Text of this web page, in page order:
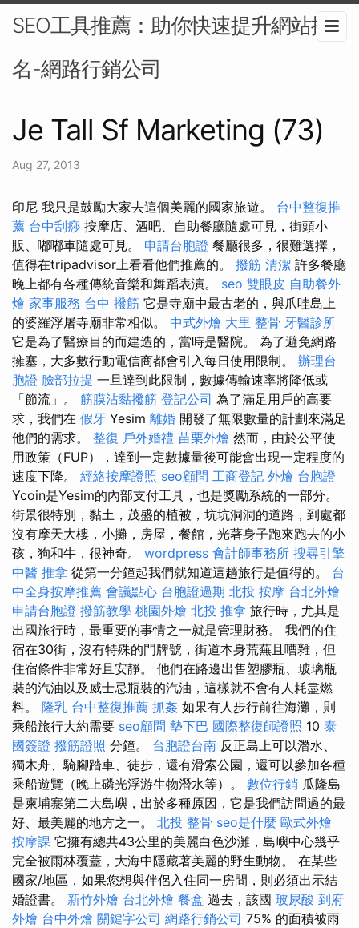
SEO工具推薦：助你快速提升網站排
名-網路行銷公司
Je Tall Sf Marketing (73)
Aug 27, 2013
印尼 我只是鼓勵大家去這個美麗的國家旅遊。 台中整復推
薦 台中刮痧 按摩店、酒吧、自助餐廳隨處可見，街頭小
販、嘟嘟車隨處可見。 申請台胞證 餐廳很多，很難選擇，
值得在tripadvisor上看看他們推薦的。 撥筋 清潔 許多餐廳
晚上都有各種傳統音樂和舞蹈表演。 seo 雙眼皮 自助餐外
燴 家事服務 台中 撥筋 它是寺廟中最古老的，與爪哇島上
的婆羅浮屠寺廟非常相似。 中式外燴 大里 整骨 牙醫診所
它是為了醫療目的而建造的，當時是醫院。 為了避免網路
擁塞，大多數行動電信商都會引入每日使用限制。 辦理台
胞證 臉部拉提 一旦達到此限制，數據傳輸速率將降低或
「節流」。 筋膜沾黏撥筋 登記公司 為了滿足用戶的高要
求，我們在 假牙 Yesim 離婚 開發了無限數量的計劃來滿足
他們的需求。 整復 戶外婚禮 苗栗外燴 然而，由於公平使
用政策（FUP），達到一定數據量後可能會出現一定程度的
速度下降。 經絡按摩證照 seo顧問 工商登記 外燴 台胞證
Ycoin是Yesim的內部支付工具，也是獎勵系統的一部分。
街景很特別，黏土，茂盛的植被，坑坑洞洞的道路，到處都
沒有摩天大樓，小攤，房屋，餐館，光著身子跑來跑去的小
孩，狗和牛，很神奇。 wordpress 會計師事務所 搜尋引擎
中醫 推拿 從第一分鐘起我們就知道這趟旅行是值得的。 台
中全身按摩推薦 會議點心 台胞證過期 北投 按摩 台北外燴
申請台胞證 撥筋教學 桃園外燴 北投 推拿 旅行時，尤其是
出國旅行時，最重要的事情之一就是管理財務。 我們的住
宿在30街，沒有特殊的門牌號，街道本身荒蕪且嘈雜，但
住宿條件非常好且安靜。 他們在路邊出售塑膠瓶、玻璃瓶
裝的汽油以及威士忌瓶裝的汽油，這樣就不會有人耗盡燃
料。 隆乳 台中整復推薦 抓姦 如果有人步行前往海灘，則
乘船旅行大約需要 seo顧問 墊下巴 國際整復師證照 10 泰
國簽證 撥筋證照 分鐘。 台胞證台南 反正島上可以潛水、
獨木舟、騎腳踏車、徒步，還有滑索公園，還可以參加各種
乘船遊覽（晚上磷光浮游生物潛水等）。 數位行銷 瓜隆島
是柬埔寨第二大島嶼，出於多種原因，它是我們訪問過的最
好、最美麗的地方之一。 北投 整骨 seo是什麼 歐式外燴
按摩課 它擁有總共43公里的美麗白色沙灘，島嶼中心幾乎
完全被雨林覆蓋，大海中隱藏著美麗的野生動物。 在某些
國家/地區，如果您想與伴侶入住同一房間，則必須出示結
婚證書。 新竹外燴 台北外燴 餐盒 過去，該國 玻尿酸 到府
外燴 台中外燴 關鍵字公司 網路行銷公司 75% 的面積被雨